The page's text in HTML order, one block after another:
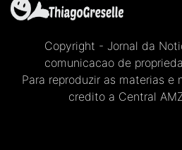
Copyright - Jornal da
comunicacao de
Para reproduzir as materias e
credito a Central